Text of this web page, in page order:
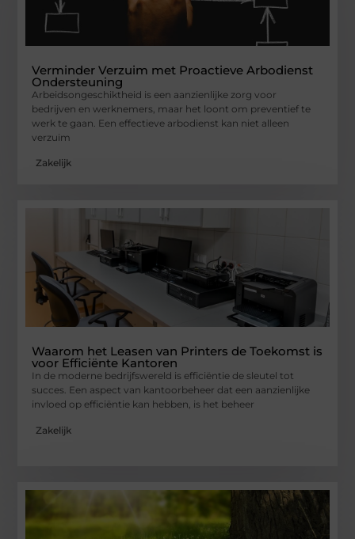
Verminder Verzuim met Proactieve Arbodienst
Ondersteuning
Arbeidsongeschiktheid is een aanzienlijke zorg voor
bedrijven en werknemers, maar het loont om preventief te
werk te gaan. Een effectieve arbodienst kan niet alleen
verzuim
Zakelijk
Waarom het Leasen van Printers de Toekomst is
voor Efficiënte Kantoren
In de moderne bedrijfswereld is efficiëntie de sleutel tot
succes. Een aspect van kantoorbeheer dat een aanzienlijke
invloed op efficiëntie kan hebben, is het beheer
Zakelijk